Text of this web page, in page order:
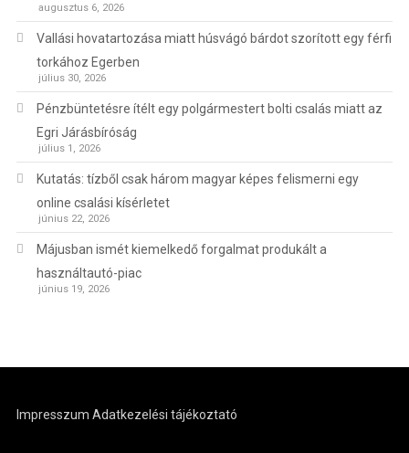
augusztus 6, 2026
Vallási hovatartozása miatt húsvágó bárdot szorított egy férfi
torkához Egerben
július 30, 2026
Pénzbüntetésre ítélt egy polgármestert bolti csalás miatt az
Egri Járásbíróság
július 1, 2026
Kutatás: tízből csak három magyar képes felismerni egy
online csalási kísérletet
június 22, 2026
Májusban ismét kiemelkedő forgalmat produkált a
használtautó-piac
június 19, 2026
Impresszum Adatkezelési tájékoztató